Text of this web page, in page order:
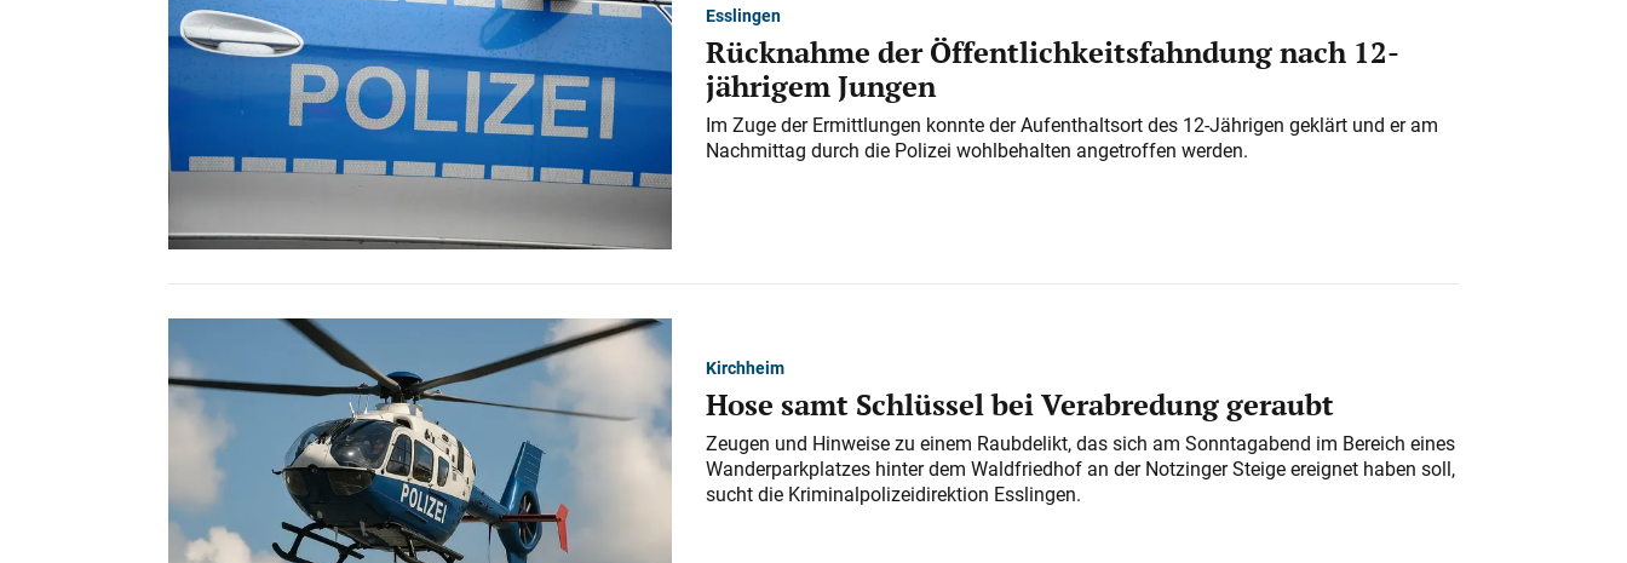
Esslingen
Rücknahme der Öffentlichkeitsfahndung nach 12-
jährigem Jungen
Im Zuge der Ermittlungen konnte der Aufenthaltsort des 12-Jährigen geklärt und er am
Nachmittag durch die Polizei wohlbehalten angetroffen werden.
Kirchheim
Hose samt Schlüssel bei Verabredung geraubt
Zeugen und Hinweise zu einem Raubdelikt, das sich am Sonntagabend im Bereich eines
Wanderparkplatzes hinter dem Waldfriedhof an der Notzinger Steige ereignet haben soll,
sucht die Kriminalpolizeidirektion Esslingen.